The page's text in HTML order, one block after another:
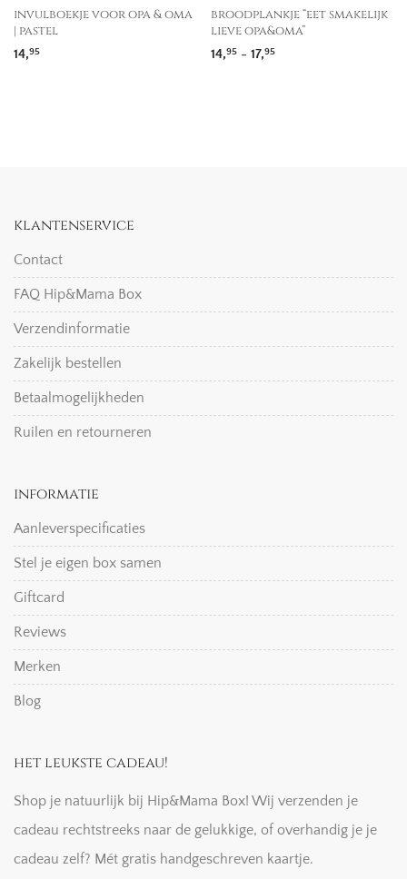
invulboekje voor opa & oma
| pastel
14,95
broodplankje “eet smakelijk
lieve opa&oma”
14,95 - 17,95Prijsklasse: 14,95 tot
klantenservice
Contact
FAQ Hip&Mama Box
Verzendinformatie
Zakelijk bestellen
Betaalmogelijkheden
Ruilen en retourneren
informatie
Aanleverspecificaties
Stel je eigen box samen
Giftcard
Reviews
Merken
Blog
het leukste cadeau!
Shop je natuurlijk bij Hip&Mama Box! Wij verzenden je
cadeau rechtstreeks naar de gelukkige, of overhandig je je
cadeau zelf? Mét gratis handgeschreven kaartje.